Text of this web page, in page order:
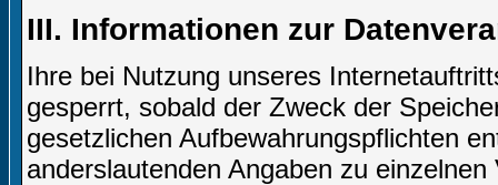
III. Informationen zur
Ihre bei Nutzung unseres
gesperrt, sobald der Zweck der
gesetzlichen Aufbewahrungspflichten
anderslautenden Angaben zu